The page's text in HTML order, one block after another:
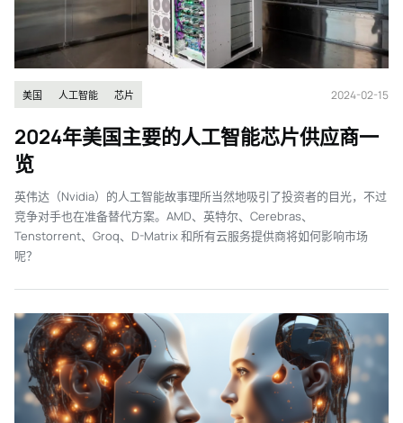
美国 人工智能 芯片 2024-02-15
2024年美国主要的人工智能芯片供应商一
览
英伟达（Nvidia）的人工智能故事理所当然地吸引了投资者的目光，不过
竞争对手也在准备替代方案。AMD、英特尔、Cerebras、
Tenstorrent、Groq、D-Matrix 和所有云服务提供商将如何影响市场
呢？